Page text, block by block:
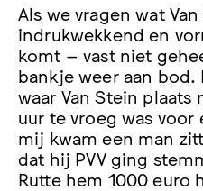
Als we vragen wat
indrukwekkend en
komt – vast niet
bankje weer aan bod.
waar Van Stein
uur te vroeg was voor
mij kwam een man
dat hij PVV ging
Rutte hem 1000 euro